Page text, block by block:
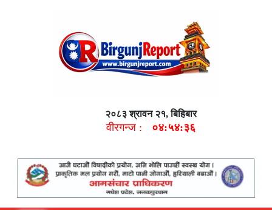
२०८३ श्रावन २१, बिहिबार
वीरगन्ज : ०४:५४:३७